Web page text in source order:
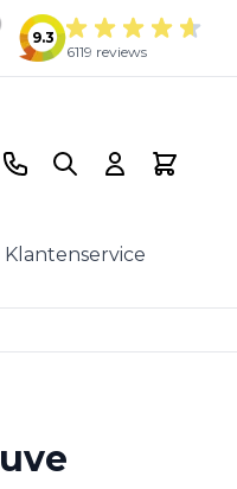
9.3
6119 reviews
Klantenservice
Telefoonnummer
Search Cart